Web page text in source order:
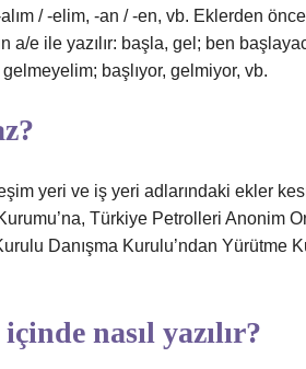
/ -elim, -an / -en, vb. Eklerden
a/e ile yazılır: başla, gel; ben
başlıyor, gelmiyor, vb.
yeri ve iş yeri adlarındaki ekler
Türkiye Petrolleri Anonim
Danışma Kurulu’ndan Yürütme
nasıl yazılır?